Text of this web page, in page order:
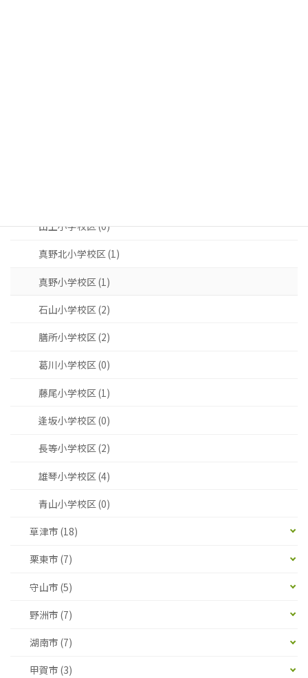
田上小学校区 (0)
真野北小学校区 (1)
真野小学校区 (1)
石山小学校区 (2)
膳所小学校区 (2)
葛川小学校区 (0)
藤尾小学校区 (1)
逢坂小学校区 (0)
長等小学校区 (2)
雄琴小学校区 (4)
青山小学校区 (0)
草津市 (18)
栗東市 (7)
守山市 (5)
野洲市 (7)
湖南市 (7)
甲賀市 (3)